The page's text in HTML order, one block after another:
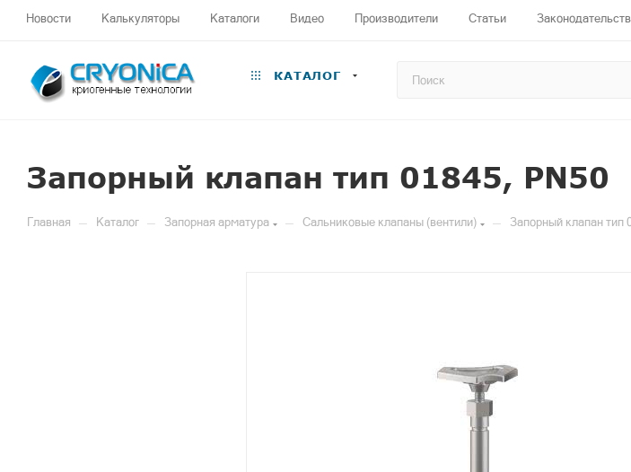
Новости Калькуляторы Каталоги Видео Производители Статьи
КАТАЛОГ
Запорный клапан тип 01845, PN50
Главная — Каталог — Запорная арматура — Сальниковые клапаны (вентили) — Запорный клапан тип